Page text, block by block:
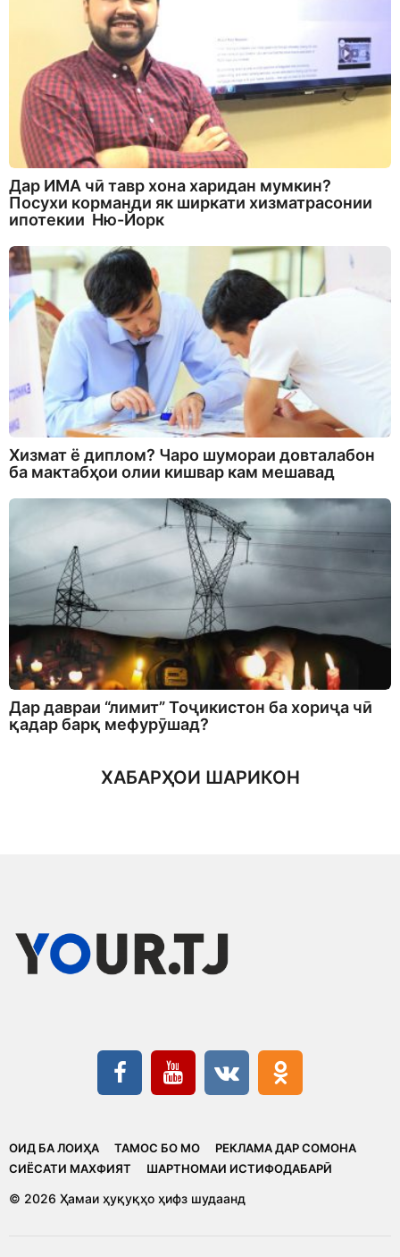
Дар ИМА чӣ тавр хона харидан мумкин?
Посухи корманди як ширкати хизматрасонии
ипотекии Ню-Йорк
Хизмат ё диплом? Чаро шумораи довталабон
ба мактабҳои олии кишвар кам мешавад
Дар давраи “лимит” Тоҷикистон ба хориҷа чӣ
қадар барқ мефурӯшад?
ХАБАРҲОИ ШАРИКОН
ОИД БА ЛОИҲА ТАМОС БО МО
РЕКЛАМА ДАР СОМОНА
CИЁСАТИ МАХФИЯТ
ШАРТНОМАИ ИСТИФОДАБАРӢ
© 2026 Ҳамаи ҳуқуқҳо ҳифз шудаанд